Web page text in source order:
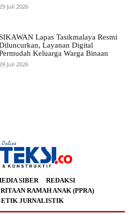
29 Juli 2026
SIKAWAN Lapas Tasikmalaya Resmi
Layanan Digital
Keluarga Warga Binaan
29 Juli 2026
SIBER
REDAKSI
RAMAH ANAK (PPRA)
ETIK JURNALISTIK